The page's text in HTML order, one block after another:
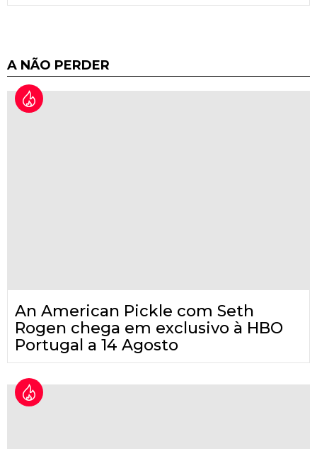
A NÃO PERDER
An American Pickle com Seth
Rogen chega em exclusivo à HBO
Portugal a 14 Agosto